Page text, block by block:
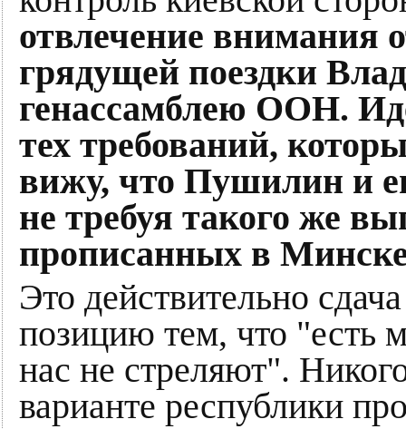
отвлечение внимания
грядущей поездки
генассамблею ООН.
тех требований,
вижу, что Пушилин и
не требуя такого же
прописанных в
Это действительно
позицию тем, что "есть
нас не стреляют".
варианте республики